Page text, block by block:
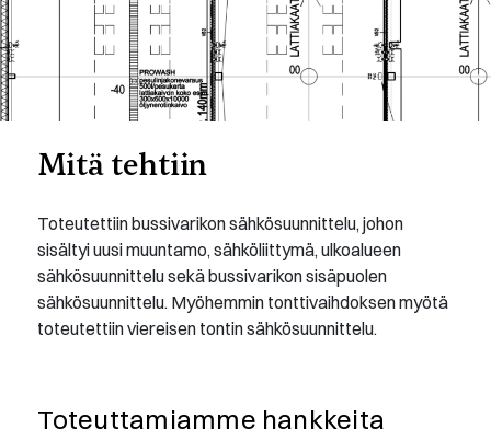
Mitä tehtiin
Toteutettiin bussivarikon sähkösuunnittelu, johon
sisältyi uusi muuntamo, sähköliittymä, ulkoalueen
sähkösuunnittelu sekä bussivarikon sisäpuolen
sähkösuunnittelu. Myöhemmin tonttivaihdoksen myötä
toteutettiin viereisen tontin sähkösuunnittelu.
Toteuttamiamme hankkeita